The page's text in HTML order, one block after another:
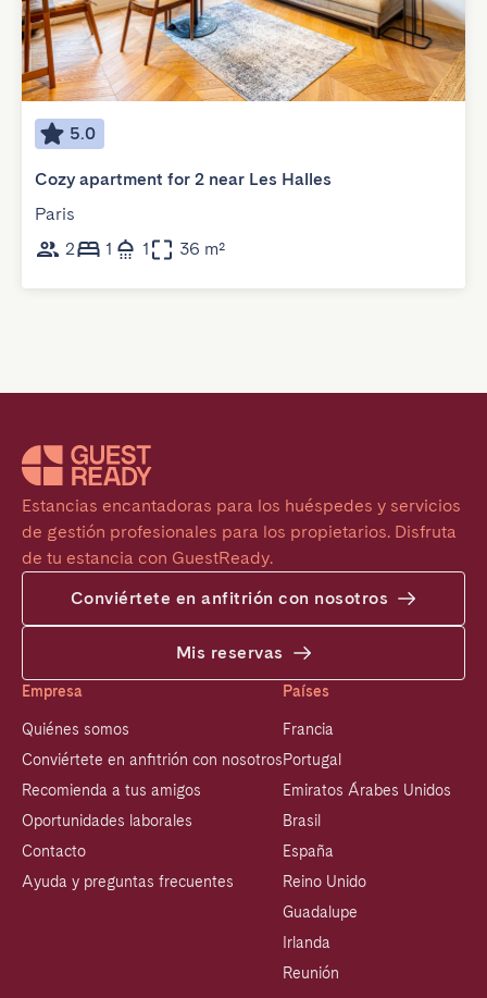
5.0
Cozy apartment for 2 near Les Halles
Paris
2
1 1 36 m²
Estancias encantadoras para los huéspedes y servicios
de gestión profesionales para los propietarios. Disfruta
de tu estancia con GuestReady.
Conviértete en anfitrión con nosotros
Mis reservas
Empresa
Quiénes somos
Conviértete en anfitrión con nosotros
Recomienda a tus amigos
Oportunidades laborales
Contacto
Ayuda y preguntas frecuentes
Países
Francia
Portugal
Emiratos Árabes Unidos
Brasil
España
Reino Unido
Guadalupe
Irlanda
Reunión